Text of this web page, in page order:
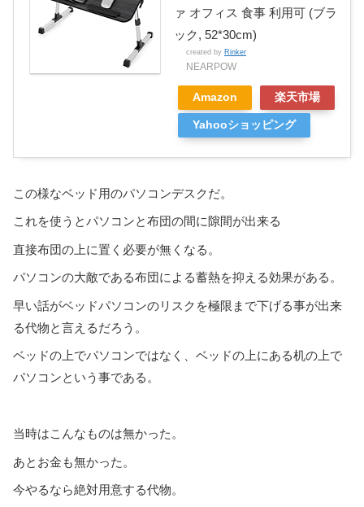
ァ オフィス 食事 利用可 (ブラ
ック, 52*30cm)
created by Rinker
NEARPOW
Amazon 楽天市場
Yahooショッピング
この様なベッド用のパソコンデスクだ。
これを使うとパソコンと布団の間に隙間が出来る
直接布団の上に置く必要が無くなる。
パソコンの大敵である布団による蓄熱を抑える効果がある。
早い話がベッドパソコンのリスクを極限まで下げる事が出来
る代物と言えるだろう。
ベッドの上でパソコンではなく、ベッドの上にある机の上で
パソコンという事である。
当時はこんなものは無かった。
あとお金も無かった。
今やるなら絶対用意する代物。